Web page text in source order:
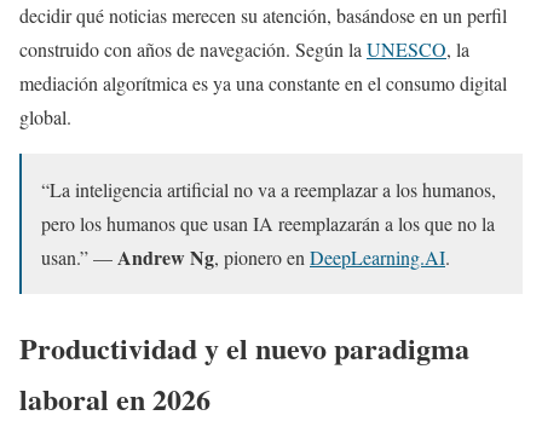
decidir qué noticias merecen su atención, basándose en un perfil
construido con años de navegación. Según la UNESCO, la
mediación algorítmica es ya una constante en el consumo digital
global.
“La inteligencia artificial no va a reemplazar a los humanos,
pero los humanos que usan IA reemplazarán a los que no la
usan.” — Andrew Ng, pionero en DeepLearning.AI.
Productividad y el nuevo paradigma
laboral en 2026